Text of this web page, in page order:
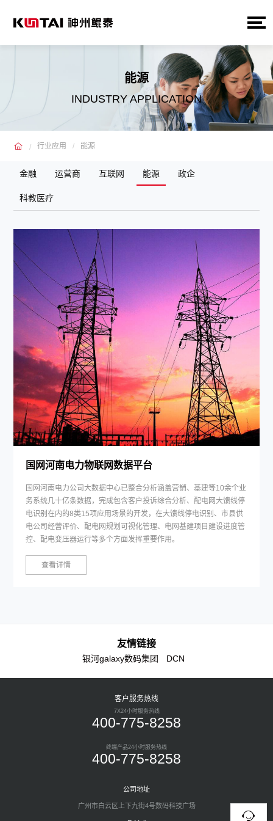
能源
INDUSTRY APPLICATION
行业应用 能源
金融 运营商 互联网 能源 政企
科教医疗
国网河南电力物联网数据平台
国网河南电力公司大数据中心已整合分析涵盖营销、基建等10余个业
务系统几十亿条数据，完成包含客户投诉综合分析、配电网大馈线停
电识别在内的8类15项应用场景的开发，在大馈线停电识别、市县供
电公司经营评价、配电网规划可视化管理、电网基建项目建设进度管
控、配电变压器运行等多个方面发挥重要作用。
查看详情
友情链接
银河galaxy数码集团 DCN
客户服务热线
7X24小时服务热线
400-775-8258
终端产品24小时服务热线
400-775-8258
公司地址
广州市白云区上下九街4号数码科技广场